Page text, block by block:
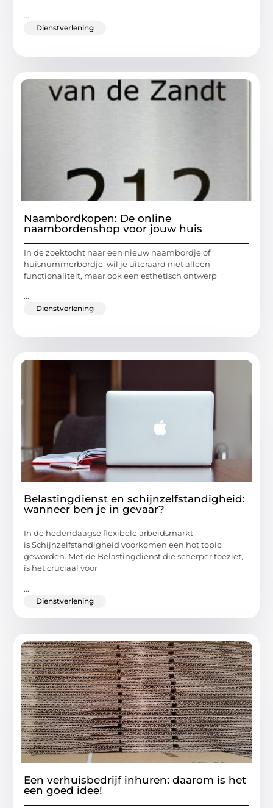
...
Dienstverlening
Naambordkopen: De online
naambordenshop voor jouw huis
In de zoektocht naar een nieuw naambordje of
huisnummerbordje, wil je uiteraard niet alleen
functionaliteit, maar ook een esthetisch ontwerp
...
Dienstverlening
Belastingdienst en schijnzelfstandigheid:
wanneer ben je in gevaar?
In de hedendaagse flexibele arbeidsmarkt
is Schijnzelfstandigheid voorkomen een hot topic
geworden. Met de Belastingdienst die scherper toeziet,
is het cruciaal voor
...
Dienstverlening
Een verhuisbedrijf inhuren: daarom is het
een goed idee!